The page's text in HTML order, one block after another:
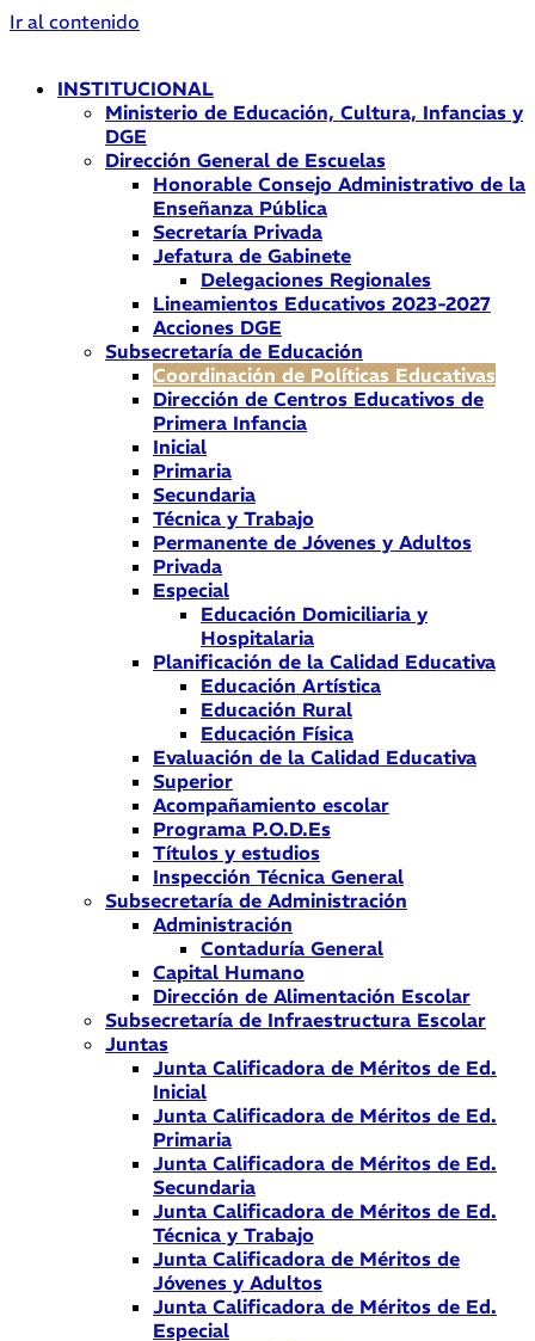
Ir al contenido
INSTITUCIONAL
Ministerio de Educación, Cultura, Infancias y
DGE
Dirección General de Escuelas
Honorable Consejo Administrativo de la
Enseñanza Pública
Secretaría Privada
Jefatura de Gabinete
Delegaciones Regionales
Lineamientos Educativos 2023-2027
Acciones DGE
Subsecretaría de Educación
Coordinación de Políticas Educativas
Dirección de Centros Educativos de
Primera Infancia
Inicial
Primaria
Secundaria
Técnica y Trabajo
Permanente de Jóvenes y Adultos
Privada
Especial
Educación Domiciliaria y
Hospitalaria
Planificación de la Calidad Educativa
Educación Artística
Educación Rural
Educación Física
Evaluación de la Calidad Educativa
Superior
Acompañamiento escolar
Programa P.O.D.Es
Títulos y estudios
Inspección Técnica General
Subsecretaría de Administración
Administración
Contaduría General
Capital Humano
Dirección de Alimentación Escolar
Subsecretaría de Infraestructura Escolar
Juntas
Junta Calificadora de Méritos de Ed.
Inicial
Junta Calificadora de Méritos de Ed.
Primaria
Junta Calificadora de Méritos de Ed.
Secundaria
Junta Calificadora de Méritos de Ed.
Técnica y Trabajo
Junta Calificadora de Méritos de
Jóvenes y Adultos
Junta Calificadora de Méritos de Ed.
Especial